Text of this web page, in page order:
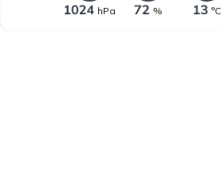
hPa % °C